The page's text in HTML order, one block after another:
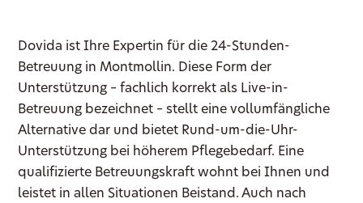
Dovida ist Ihre Expertin für die 24-Stunden-
Betreuung in Montmollin. Diese Form der
Unterstützung – fachlich korrekt als Live-in-
Betreuung bezeichnet – stellt eine vollumfängliche
Alternative dar und bietet Rund-um-die-Uhr-
Unterstützung bei höherem Pflegebedarf. Eine
qualifizierte Betreuungskraft wohnt bei Ihnen und
leistet in allen Situationen Beistand. Auch nach